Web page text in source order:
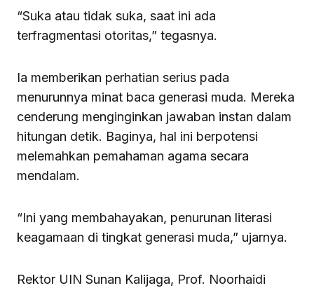
“Suka atau tidak suka, saat ini ada
terfragmentasi otoritas,” tegasnya.
Ia memberikan perhatian serius pada
menurunnya minat baca generasi muda. Mereka
cenderung menginginkan jawaban instan dalam
hitungan detik. Baginya, hal ini berpotensi
melemahkan pemahaman agama secara
mendalam.
“Ini yang membahayakan, penurunan literasi
keagamaan di tingkat generasi muda,” ujarnya.
Rektor UIN Sunan Kalijaga, Prof. Noorhaidi